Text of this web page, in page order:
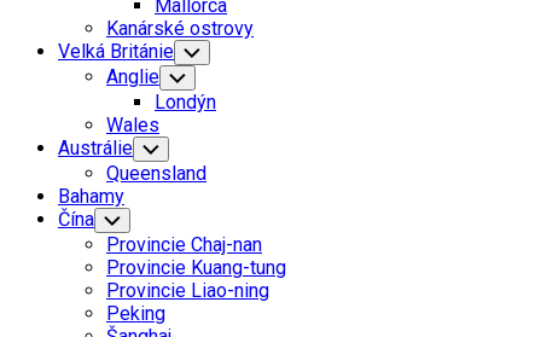
Mallorca
Kanárské ostrovy
Velká Británie Toggle
Child
Menu
Anglie Toggle
Child
Menu
Londýn
Wales
Austrálie Toggle
Child
Menu
Queensland
Bahamy
Čína Toggle
Child
Menu
Provincie Chaj-nan
Provincie Kuang-tung
Provincie Liao-ning
Peking